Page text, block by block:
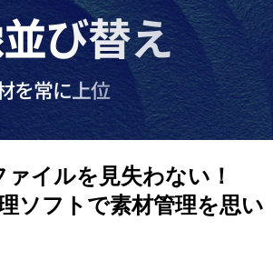
ァイルを見失わない！
ソフトで素材管理を思い